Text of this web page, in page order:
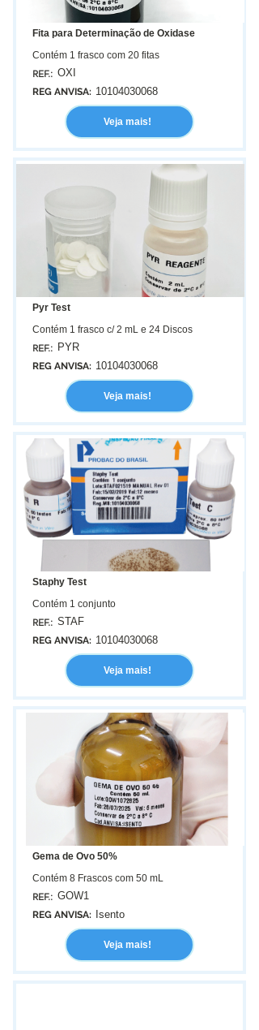
Fita para Determinação de Oxidase
Contém 1 frasco com 20 fitas
REF.: OXI
REG ANVISA: 10104030068
Veja mais!
Pyr Test
Contém 1 frasco c/ 2 mL e 24 Discos
REF.: PYR
REG ANVISA: 10104030068
Veja mais!
Staphy Test
Contém 1 conjunto
REF.: STAF
REG ANVISA: 10104030068
Veja mais!
Gema de Ovo 50%
Contém 8 Frascos com 50 mL
REF.: GOW1
REG ANVISA: Isento
Veja mais!